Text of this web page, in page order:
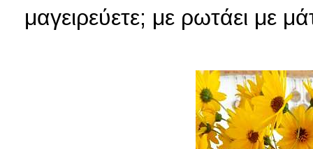
μαγειρεύετε; με ρωτάει με